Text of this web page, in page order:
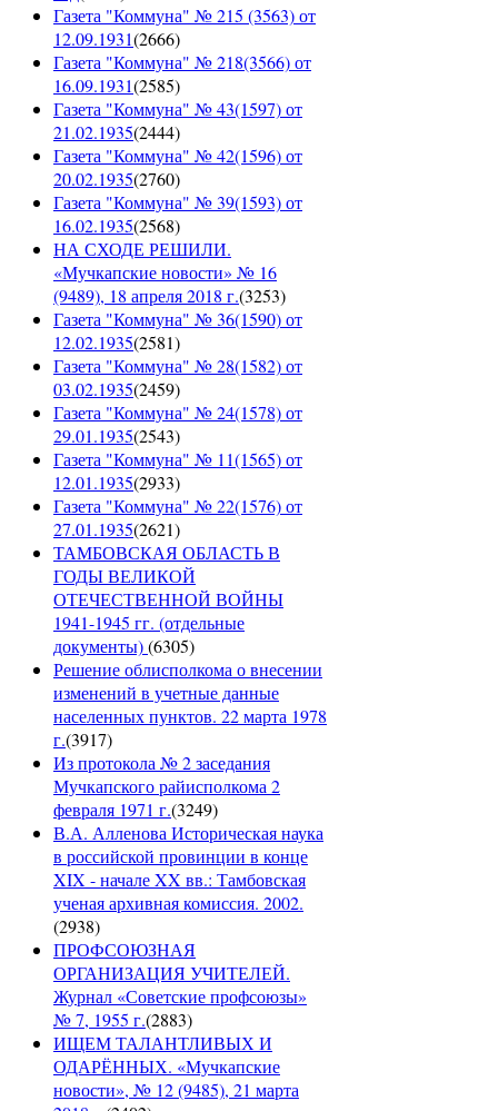
Газета "Коммуна" № 215 (3563) от
12.09.1931(2666)
Газета "Коммуна" № 218(3566) от
16.09.1931(2585)
Газета "Коммуна" № 43(1597) от
21.02.1935(2444)
Газета "Коммуна" № 42(1596) от
20.02.1935(2760)
Газета "Коммуна" № 39(1593) от
16.02.1935(2568)
НА СХОДЕ РЕШИЛИ.
«Мучкапские новости» № 16
(9489), 18 апреля 2018 г.(3253)
Газета "Коммуна" № 36(1590) от
12.02.1935(2581)
Газета "Коммуна" № 28(1582) от
03.02.1935(2459)
Газета "Коммуна" № 24(1578) от
29.01.1935(2543)
Газета "Коммуна" № 11(1565) от
12.01.1935(2933)
Газета "Коммуна" № 22(1576) от
27.01.1935(2621)
ТАМБОВСКАЯ ОБЛАСТЬ В
ГОДЫ ВЕЛИКОЙ
ОТЕЧЕСТВЕННОЙ ВОЙНЫ
1941-1945 гг. (отдельные
документы)(6305)
Решение облисполкома о внесении
изменений в учетные данные
населенных пунктов. 22 марта 1978
г.(3917)
Из протокола № 2 заседания
Мучкапского райисполкома 2
февраля 1971 г.(3249)
В.А. Алленова Историческая наука
в российской провинции в конце
XIX - начале XX вв.: Тамбовская
ученая архивная комиссия. 2002.
(2938)
ПРОФСОЮЗНАЯ
ОРГАНИЗАЦИЯ УЧИТЕЛЕЙ.
Журнал «Советские профсоюзы»
№ 7, 1955 г.(2883)
ИЩЕМ ТАЛАНТЛИВЫХ И
ОДАРЁННЫХ. «Мучкапские
новости», № 12 (9485), 21 марта